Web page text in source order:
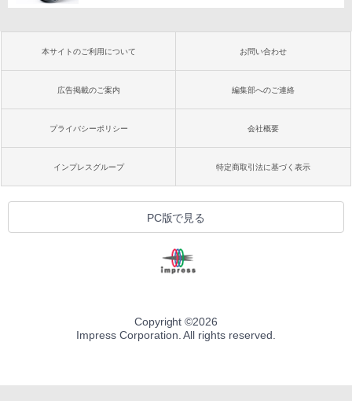
本サイトのご利用について お問い合わせ
広告掲載のご案内 編集部へのご連絡
プライバシーポリシー 会社概要
インプレスグループ 特定商取引法に基づく表示
PC版で見る
Copyright ©2026
Impress Corporation. All rights reserved.